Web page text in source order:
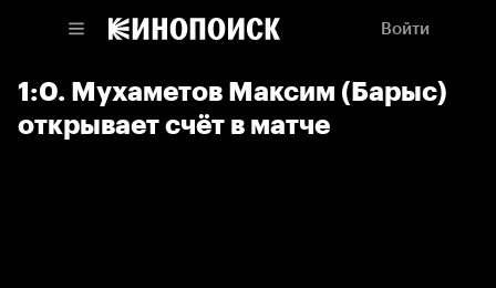
Войти
1:0. Мухаметов Максим (Барыс)
открывает счёт в матче